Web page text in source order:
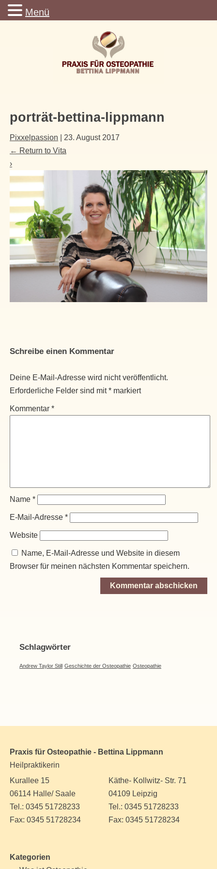
porträt-bettina-lippmann
Pixxelpassion
23. August 2017
← Return to Vita
›
Schreibe einen Kommentar
Deine E-Mail-Adresse wird nicht veröffentlicht.
Erforderliche Felder sind mit* markiert
Kommentar *
Name *
E-Mail-Adresse *
Website
Name, E-Mail-Adresse und Website in diesem
Browser für meinen nächsten Kommentar speichern.
Schlagwörter
Andrew Taylor Still Geschichte der Osteopathie Osteopathie
Praxis für Osteopathie - Bettina Lippmann
Heilpraktikerin
Kurallee 15
06114 Halle/ Saale
Tel.: 0345 51728233
Fax: 0345 51728234
Käthe- Kollwitz- Str. 71
04109 Leipzig
Tel.: 0345 51728233
Fax: 0345 51728234
Kategorien
Menü